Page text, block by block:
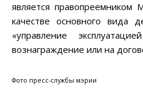
является правопреемником
качестве основного вида
«управление
вознаграждение или на
Фото пресс-службы мэрии